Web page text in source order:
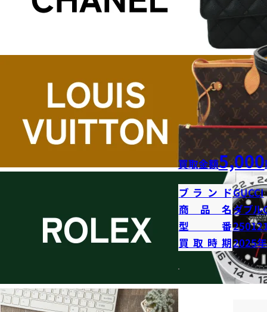
買取金額5,000
ブランドGUCCI
商品名ダブル
型番
買取時期2025